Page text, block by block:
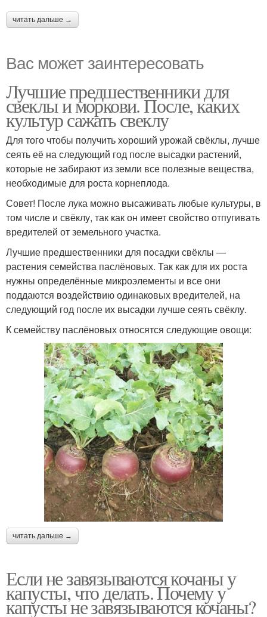
читать дальше →
Вас может заинтересовать
Лучшие предшественники для
свеклы и моркови. После, каких
культур сажать свеклу
Для того чтобы получить хороший урожай свёклы, лучше
сеять её на следующий год после высадки растений,
которые не забирают из земли все полезные вещества,
необходимые для роста корнеплода.
Совет! После лука можно высаживать любые культуры, в
том числе и свёклу, так как он имеет свойство отпугивать
вредителей от земельного участка.
Лучшие предшественники для посадки свёклы —
растения семейства паслёновых. Так как для их роста
нужны определённые микроэлементы и все они
поддаются воздействию одинаковых вредителей, на
следующий год после их высадки лучше сеять свёклу.
К семейству паслёновых относятся следующие овощи:
читать дальше →
Если не завязываются кочаны у
капусты, что делать. Почему у
капусты не завязываются кочаны?